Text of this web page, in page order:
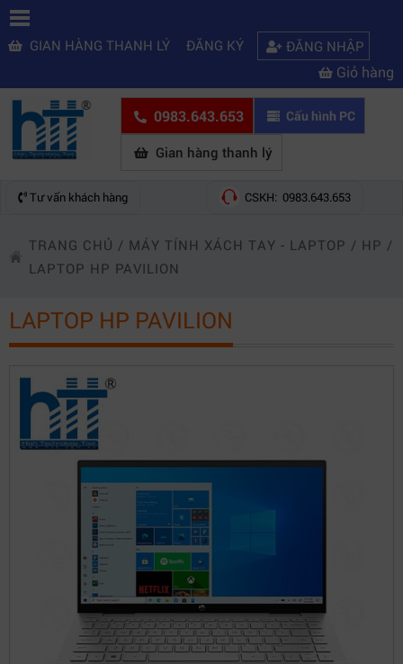
GIAN HÀNG THANH LÝ ĐĂNG KÝ ĐĂNG NHẬP
Giỏ hàng
0983.643.653 Cấu hình PC
Gian hàng thanh lý
Tư vấn khách hàng CSKH: 0983.643.653
TRANG CHỦ / MÁY TÍNH XÁCH TAY - LAPTOP / HP /
LAPTOP HP PAVILION
LAPTOP HP PAVILION